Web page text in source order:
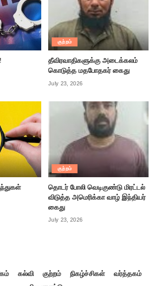
குற்றம்
தீவிரவாதிகளுக்கு அடைக்கலம்
கொடுத்த மதபோதகர் கைது
July 23, 2026
குற்றம்
தொடர் போலி வெடிகுண்டு மிரட்டல்
விடுத்த அமெரிக்கா வாழ் இந்தியர்
கைது
July 23, 2026
கல்வி குற்றம் நிகழ்ச்சிகள்
வர்த்தகம்